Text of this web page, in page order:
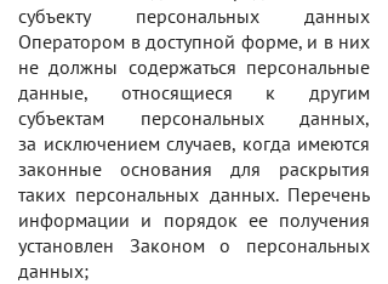
субъекту персональных данных
Оператором в доступной форме, и в них
не должны содержаться персональные
данные, относящиеся к другим
субъектам персональных данных,
за исключением случаев, когда имеются
законные основания для раскрытия
таких персональных данных. Перечень
информации и порядок ее получения
установлен Законом о персональных
данных;